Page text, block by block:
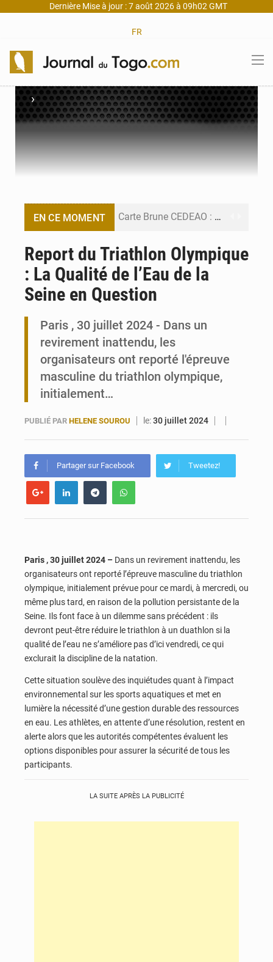
Dernière Mise à jour : 7 août 2026 à 09h02 GMT
FR
›
EN CE MOMENT Carte Brune CEDEAO : Lomé mise sur la digitalisation des sinistres
Report du Triathlon Olympique
: La Qualité de l’Eau de la
Seine en Question
Paris , 30 juillet 2024 - Dans un
revirement inattendu, les
organisateurs ont reporté l'épreuve
masculine du triathlon olympique,
initialement…
PUBLIÉ PAR HELENE SOUROU le:30 juillet 2024
Partager sur Facebook Tweetez!
Paris , 30 juillet 2024 – Dans un revirement inattendu, les
organisateurs ont reporté l’épreuve masculine du triathlon
olympique, initialement prévue pour ce mardi, à mercredi, ou
même plus tard, en raison de la pollution persistante de la
Seine. Ils font face à un dilemme sans précédent : ils
devront peut-être réduire le triathlon à un duathlon si la
qualité de l’eau ne s’améliore pas d’ici vendredi, ce qui
exclurait la discipline de la natation.
Cette situation soulève des inquiétudes quant à l’impact
environnemental sur les sports aquatiques et met en
lumière la nécessité d’une gestion durable des ressources
en eau. Les athlètes, en attente d’une résolution, restent en
alerte alors que les autorités compétentes évaluent les
options disponibles pour assurer la sécurité de tous les
participants.
LA SUITE APRÈS LA PUBLICITÉ